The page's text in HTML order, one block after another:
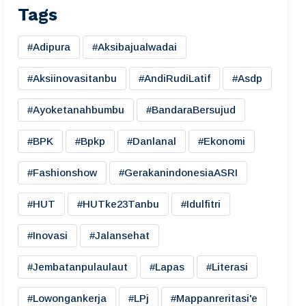
Tags
#adipura #aksibajualwadai
#aksiinovasitanbu #AndiRudiLatif #asdp
#ayoketanahbumbu #BandaraBersujud
#BPK #bpkp #danlanal #ekonomi
#fashionshow #gerakanindonesiaASRI
#HUT #HUTke23Tanbu #idulfitri
#inovasi #jalansehat
#jembatanpulaulaut #lapas #literasi
#lowongankerja #LPj #mappanreritasi'e